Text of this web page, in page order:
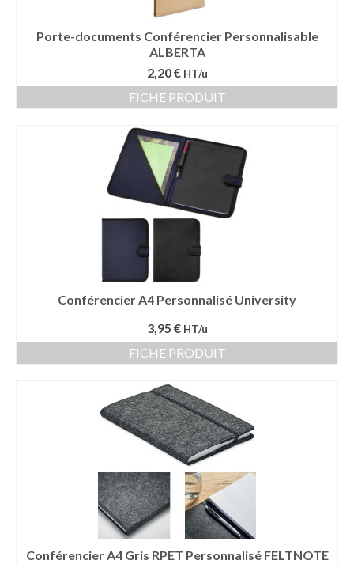
Porte-documents Conférencier Personnalisable
ALBERTA
2,20 € HT/u
FICHE PRODUIT
Conférencier A4 Personnalisé University
3,95 € HT/u
FICHE PRODUIT
Conférencier A4 Gris RPET Personnalisé FELTNOTE